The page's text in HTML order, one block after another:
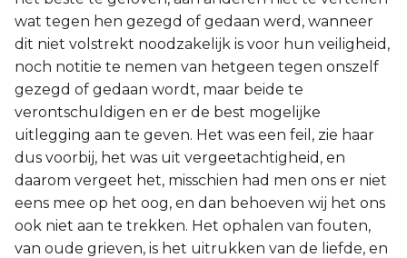
wat tegen hen gezegd of gedaan werd, wanneer
dit niet volstrekt noodzakelijk is voor hun veiligheid,
noch notitie te nemen van hetgeen tegen onszelf
gezegd of gedaan wordt, maar beide te
verontschuldigen en er de best mogelijke
uitlegging aan te geven. Het was een feil, zie haar
dus voorbij, het was uit vergeetachtigheid, en
daarom vergeet het, misschien had men ons er niet
eens mee op het oog, en dan behoeven wij het ons
ook niet aan te trekken. Het ophalen van fouten,
van oude grieven, is het uitrukken van de liefde, en